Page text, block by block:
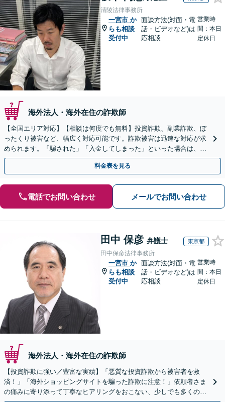
清陵法律事務所
一宮市 か
らも相談
受付中
面談方法(対面・電
話・ビデオなど)は
応相談
営業時
間：本日
定休日
海外法人・海外在住の詐欺師
【全国エリア対応】【相談は何度でも無料】投資詐欺、副業詐欺、ぼ
ったくり被害など、幅広く対応可能です。詐欺被害は迅速な対応が求
められます。「騙された」「入金してしまった」といった場合は、お
早めにご相談ください。【電話・メール・WEB相談可】
料金表を見る
電話でお問い合わせ メールでお問い合わせ
田中 保彦 弁護士 東京都
田中保彦法律事務所
一宮市 か
らも相談
受付中
面談方法(対面・電
話・ビデオなど)は
応相談
営業時
間：本日
定休日
海外法人・海外在住の詐欺師
【投資詐欺に強い／豊富な実績】「悪質な投資詐欺から被害者を救
済！」「海外ショッピングサイトを騙った詐欺に注意！」依頼者さま
の痛みに寄り添って丁寧なヒアリングをおこない、少しでも多くの返